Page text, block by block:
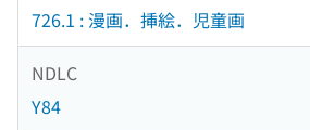
726.1 : 漫画．挿絵．児童画
NDLC
Y84